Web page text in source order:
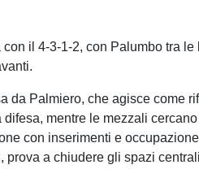
con il 4-3-1-2, con Palumbo tra
da Palmiero, che agisce come
mentre le mezzali
con inserimenti e occupazione
prova a chiudere gli spazi